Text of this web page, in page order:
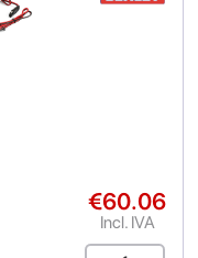
€60.06
Incl. IVA